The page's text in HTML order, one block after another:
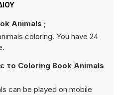
Animals ;
coloring. You have 24
το Coloring Book Animals
can be played on mobile